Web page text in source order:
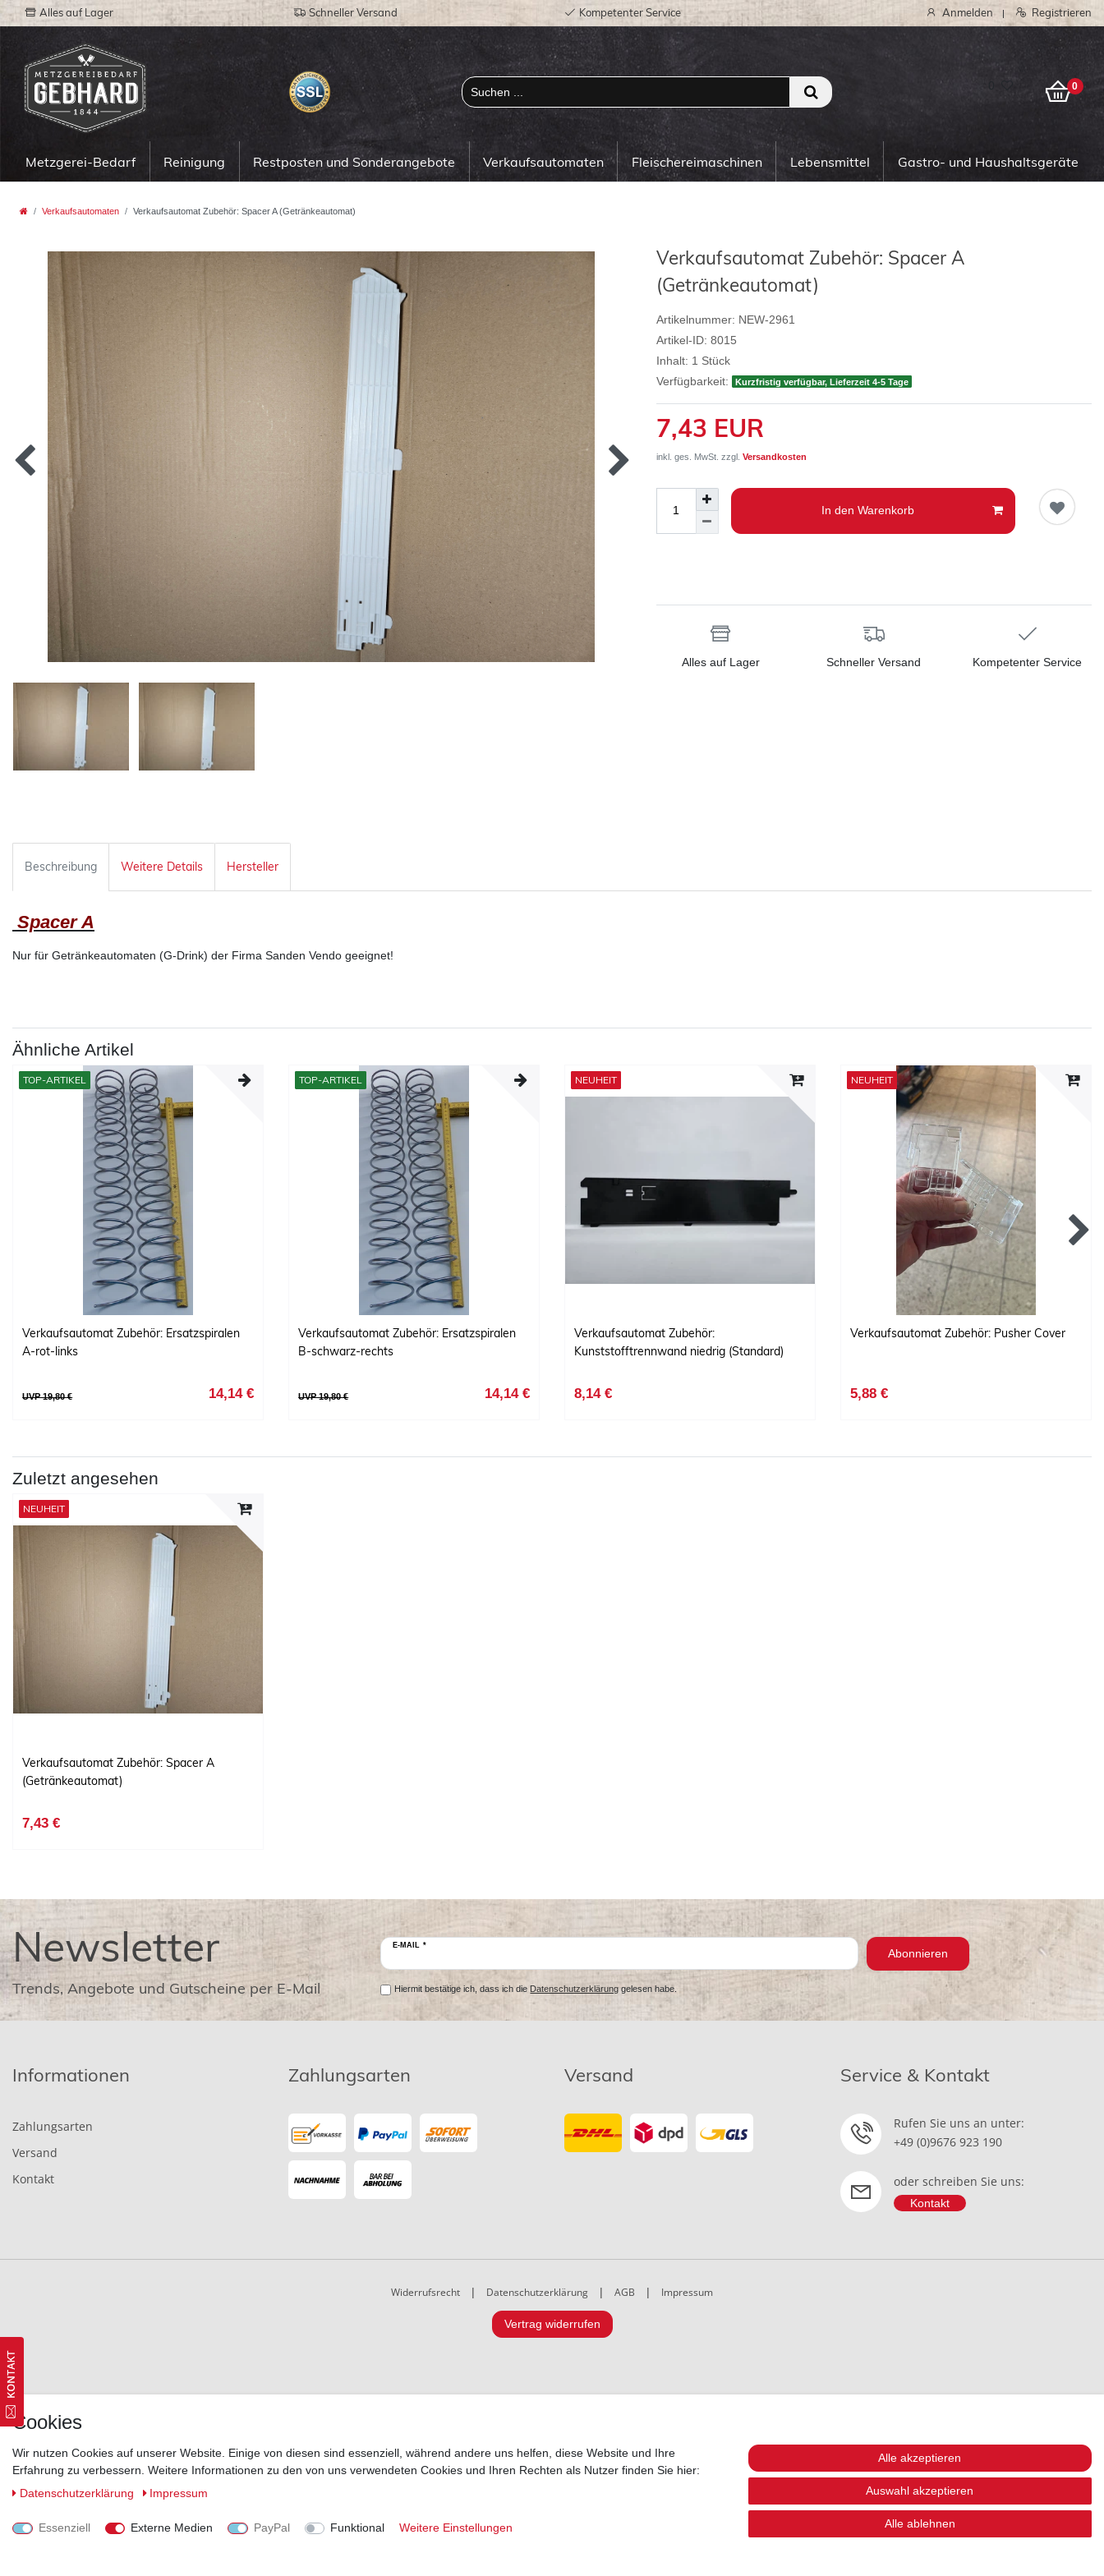
Alles auf Lager Schneller Versand Kompetenter Service Anmelden | Registrieren
0
0
Metzgerei-Bedarf Reinigung Restposten und Sonderangebote Verkaufsautomaten Fleischereimaschinen Lebensmittel Gastro- und Haushaltsgeräte
Verkaufsautomaten Verkaufsautomat Zubehör: Spacer A (Getränkeautomat)
Verkaufsautomat Zubehör: Spacer A
(Getränkeautomat)
Artikelnummer: NEW-2961
Artikel-ID: 8015
Inhalt: 1 Stück
Verfügbarkeit:
Kurzfristig verfügbar, Lieferzeit 4-5 Tage
7,43 EUR
inkl. ges. MwSt. zzgl. Versandkosten
In den Warenkorb
Alles auf Lager Schneller Versand Kompetenter Service
Beschreibung Weitere Details Hersteller
Spacer A
Nur für Getränkeautomaten (G-Drink) der Firma Sanden Vendo geeignet!
Ähnliche Artikel
TOP-ARTIKEL
Verkaufsautomat Zubehör: Ersatzspiralen
A-rot-links
UVP 19,80 € 14,14 €
TOP-ARTIKEL
Verkaufsautomat Zubehör: Ersatzspiralen
B-schwarz-rechts
UVP 19,80 € 14,14 €
NEUHEIT
Verkaufsautomat Zubehör:
Kunststofftrennwand niedrig (Standard)
8,14 €
NEUHEIT
Verkaufsautomat Zubehör: Pusher Cover
5,88 €
Zuletzt angesehen
NEUHEIT
Verkaufsautomat Zubehör: Spacer A
(Getränkeautomat)
7,43 €
Newsletter
Trends, Angebote und Gutscheine per E-Mail
E-MAIL *
Abonnieren
Hiermit bestätige ich, dass ich dieDatenschutzerklärung gelesen habe.
Informationen
Zahlungsarten
Versand
Kontakt
Zahlungsarten Versand Service & Kontakt
Rufen Sie uns an unter:
+49 (0)9676 923 190
oder schreiben Sie uns:
Kontakt
Widerrufsrecht | Datenschutzerklärung | AGB | Impressum
Vertrag widerrufen
Cookies
Wir nutzen Cookies auf unserer Website. Einige von diesen sind essenziell, während andere uns helfen, diese Website und Ihre
Erfahrung zu verbessern. Weitere Informationen zu den von uns verwendeten Cookies und Ihren Rechten als Nutzer finden Sie hier:
Daten­schutz­erklärung
Impressum
Essenziell Externe Medien PayPal Funktional Weitere Einstellungen
Alle akzeptieren
Auswahl akzeptieren
Alle ablehnen